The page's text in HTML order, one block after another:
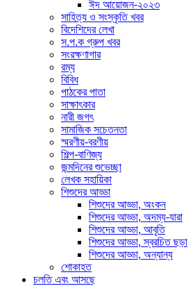
ঈদ আয়োজন-২০২৩
সাহিত্য ও সংস্কৃতি খবর
বিদেশিদের লেখা
স.প.ক গ্রুপ খবর
সংরক্ষণাগার
রম্য
বিবিধ
পাঠকের পাতা
সাক্ষাৎকার
নারী জগৎ
সামাজিক সচেতনতা
স্মরণীয়-বরণীয়
শিল্প-বাণিজ্য
জন্মদিনের শুভেচ্ছা
লেখক সহায়িকা
শিশুদের আড্ডা
শিশুদের আড্ডা, অংকন
শিশুদের আড্ডা, অদম্য-যারা
শিশুদের আড্ডা, আবৃতি
শিশুদের আড্ডা, স্বরচিত ছড়া
শিশুদের আড্ডা, অন্যান্য
শোকাহত
চলতি এবং আসছে